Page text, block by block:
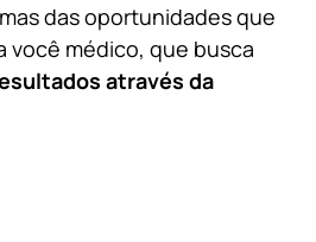
das oportunidades que
você médico, que busca
através da